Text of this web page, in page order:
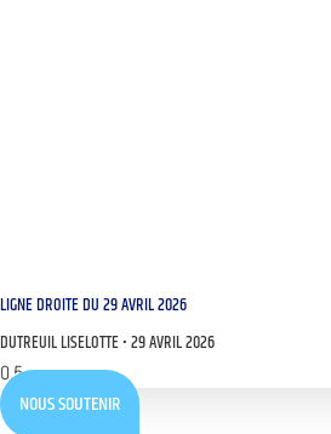
LIGNE DROITE DU 29 AVRIL 2026
DUTREUIL LISELOTTE 29 AVRIL 2026
NOUS SOUTENIR